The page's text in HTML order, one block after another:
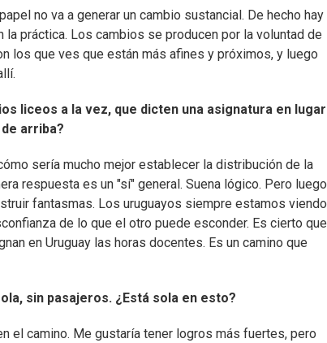
no va a generar un cambio sustancial. De hecho hay
práctica. Los cambios se producen por la voluntad de
los que ves que están más afines y próximos, y luego
liceos a la vez, que dicten una asignatura en lugar
arriba?
sería mucho mejor establecer la distribución de la
respuesta es un "sí" general. Suena lógico. Pero luego
fantasmas. Los uruguayos siempre estamos viendo
de lo que el otro puede esconder. Es cierto que
en Uruguay las horas docentes. Es un camino que
sin pasajeros. ¿Está sola en esto?
el camino. Me gustaría tener logros más fuertes, pero